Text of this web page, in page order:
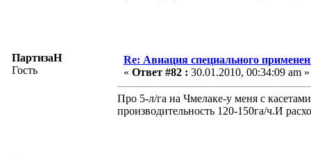
ПартизаН
Гость
Re: Авиация специального
« Ответ #82 : 30.01.2010, 00:34:09 am »
Про 5-л/га на Чмелаке-у меня с
производительность 120-150га/ч.И